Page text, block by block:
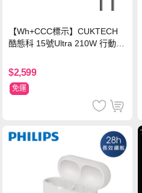
【Wh+CCC標示】CUKTECH
酷態科 15號Ultra 210W 行動電
$2,599
免運